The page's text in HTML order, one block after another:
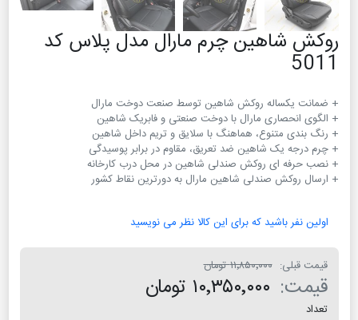
روکش شاهین چرم مارال مدل پلاس کد
5011
+ ارسال روکش صندلی شاهین مارال به دورترین نقاط کشور
اولین نفر باشید که برای این کالا نظر می نویسید
قیمت قبلی: ۱۱٬۸۵۰٬۰۰۰ تومان
قیمت: ۱۰٬۳۵۰٬۰۰۰ تومان
تعداد